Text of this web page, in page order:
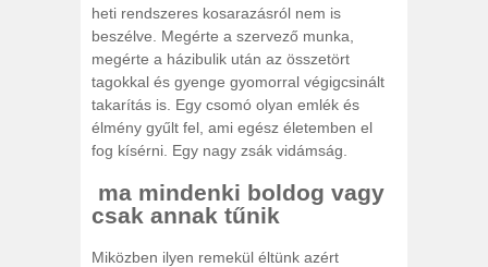
heti rendszeres kosarazásról nem is
beszélve. Megérte a szervező munka,
megérte a házibulik után az összetört
tagokkal és gyenge gyomorral végigcsinált
takarítás is. Egy csomó olyan emlék és
élmény gyűlt fel, ami egész életemben el
fog kísérni. Egy nagy zsák vidámság.
ma mindenki boldog vagy
csak annak tűnik
Miközben ilyen remekül éltünk azért